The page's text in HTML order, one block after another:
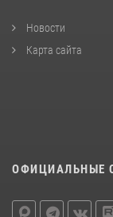
Новости
Карта сайта
ОФИЦИАЛЬНЫЕ